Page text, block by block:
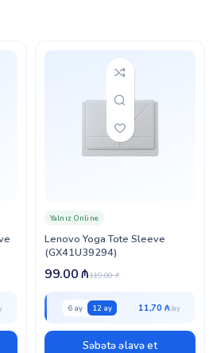
qrafik detallar və işıqlı Lenovo logo
ya günlük istifadələr üçün əlverişli
iç hissəsi, laptopunuzu və digər
üçün kifayət qədər yer təmin edir.
inch Backpack, oyun tutqunu istifadəçilər
çantada laptopunuzu daima yanınızda
Lenovo Yoga Tote Sleeve
(GX41U39294)
Yalnız Online
119.00₼
99.00₼
6 ay 12 ay 11,70 ₼
Səbətə əlavə et